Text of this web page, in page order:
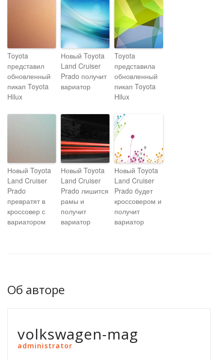
Toyota
представил
обновленный
пикап Toyota
Hilux
Новый Toyota
Land Cruiser
Prado получит
вариатор
Toyota
представила
обновленный
пикап Toyota
Hilux
Новый Toyota
Land Cruiser
Prado
превратят в
кроссовер с
вариатором
Новый Toyota
Land Cruiser
Prado лишится
рамы и
получит
вариатор
Новый Toyota
Land Cruiser
Prado будет
кроссовером и
получит
вариатор
Об авторе
volkswagen-mag
administrator